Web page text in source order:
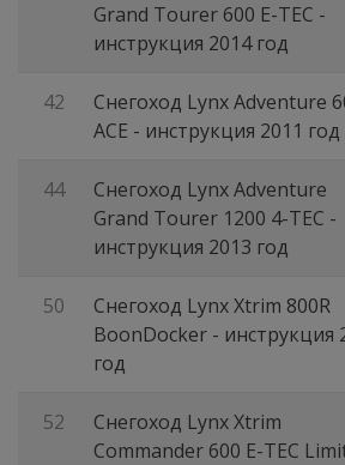
Grand Tourer 600 E-TEC -
инструкция 2014 год
42
Снегоход Lynx Adventure
ACE - инструкция 2011 год
44
Снегоход Lynx Adventure
Grand Tourer 1200 4-TEC -
инструкция 2013 год
50
Снегоход Lynx Xtrim 800R
BoonDocker - инструкция
год
52
Снегоход Lynx Xtrim
Commander 600 E-TEC